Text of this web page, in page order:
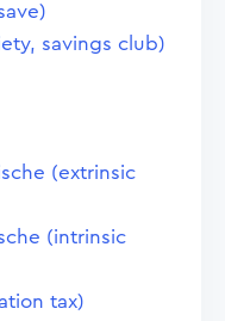
savings club)
(extrinsic
(intrinsic
tax)